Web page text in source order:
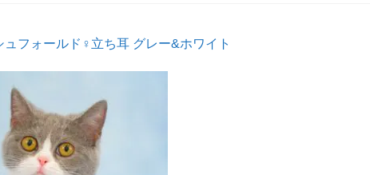
ュフォールド♀立ち耳 グレー&ホワイト